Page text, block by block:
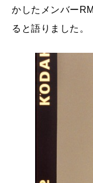
かしたメンバー
ると語りました。